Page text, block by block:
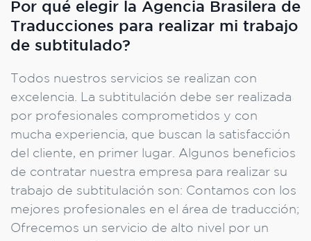
Por qué elegir la Agencia Brasilera de
Traducciones para realizar mi trabajo
de subtitulado?
Todos nuestros servicios se realizan con
excelencia. La subtitulación debe ser realizada
por profesionales comprometidos y con
mucha experiencia, que buscan la satisfacción
del cliente, en primer lugar. Algunos beneficios
de contratar nuestra empresa para realizar su
trabajo de subtitulación son: Contamos con los
mejores profesionales en el área de traducción;
Ofrecemos un servicio de alto nivel por un